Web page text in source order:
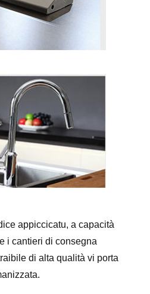
appiccicatu, a capacità
i cantieri di consegna
di alta qualità vi porta